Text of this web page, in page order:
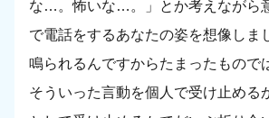
な…。怖いな…。」とか考えながら
で電話をするあなたの姿を想像しま
鳴られるんですからたまったもので
そういった言動を個人で受け止める